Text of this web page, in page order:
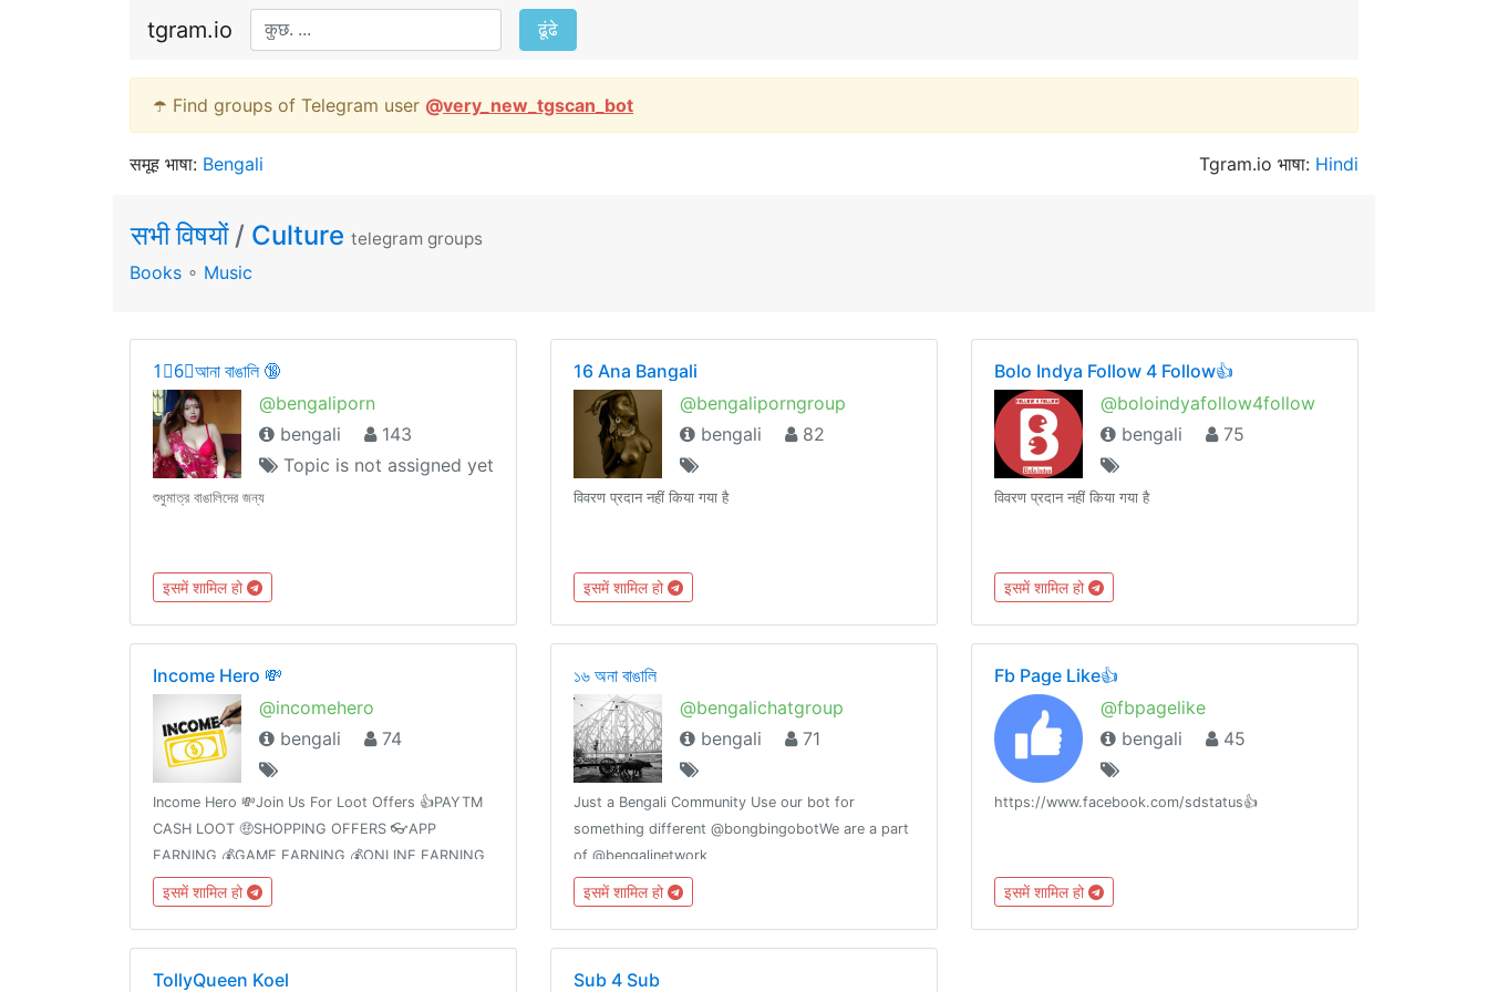
tgram.io ढूंढे
☂️ Find groups of Telegram user @very_new_tgscan_bot
समूह भाषा: Bengali Tgram.io भाषा: Hindi
सभी विषयों / Culture telegram groups
Books ∘ Music
1⃣6⃣আনা বাঙালি 🔞
@bengaliporn
bengali
143
Topic is not assigned yet
শুধুমাত্র বাঙালিদের জন্য
इसमें शामिल हो
16 Ana Bangali
@bengaliporngroup
bengali
82
विवरण प्रदान नहीं किया गया है
इसमें शामिल हो
Bolo Indya Follow 4 Follow👍
@boloindyafollow4follow
bengali
75
विवरण प्रदान नहीं किया गया है
इसमें शामिल हो
Income Hero 💸
@incomehero
bengali
74
Income Hero 💸Join Us For Loot Offers 👍PAYTM
CASH LOOT 🤑SHOPPING OFFERS 👓APP
EARNING 💰GAME EARNING 💰ONLINE EARNING
💲LATEST TRICKS 🤗🙏🙏🙏🙏🙏🙏🙏
इसमें शामिल हो
১৬ অনা বাঙালি
@bengalichatgroup
bengali
71
Just a Bengali Community Use our bot for
something different @bongbingobotWe are a part
of @bengalinetwork
इसमें शामिल हो
Fb Page Like👍
@fbpagelike
bengali
45
https://www.facebook.com/sdstatus👍
इसमें शामिल हो
TollyQueen Koel Sub 4 Sub